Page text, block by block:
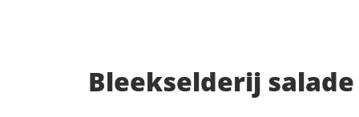
Bleekselderij salade